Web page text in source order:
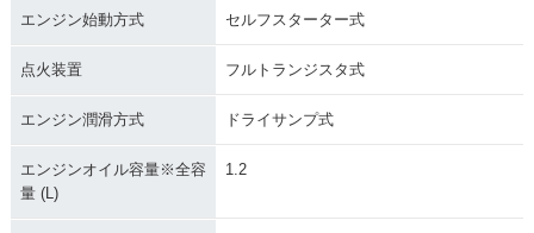
エンジン始動方式 セルフスターター式
点火装置 フルトランジスタ式
エンジン潤滑方式 ドライサンプ式
エンジンオイル容量※全容
量 (L)
1.2